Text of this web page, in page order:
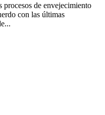
procesos de envejecimiento
con las últimas